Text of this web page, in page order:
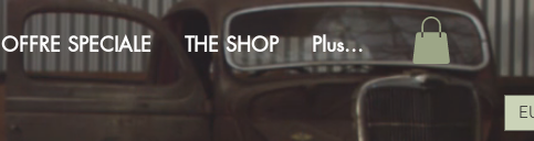
OFFRE SPECIALE THE SHOP Plus...